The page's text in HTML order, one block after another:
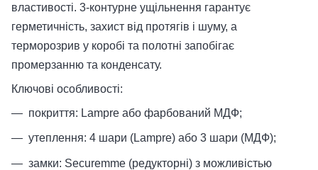
властивості. 3-контурне ущільнення гарантує
герметичність, захист від протягів і шуму, а
терморозрив у коробі та полотні запобігає
промерзанню та конденсату.
Ключові особливості:
покриття: Lampre або фарбований МДФ;
утеплення: 4 шари (Lampre) або 3 шари (МДФ);
замки: Securemme (редукторні) з можливістью